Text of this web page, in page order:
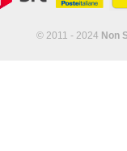
© 2011 - 2024 Non